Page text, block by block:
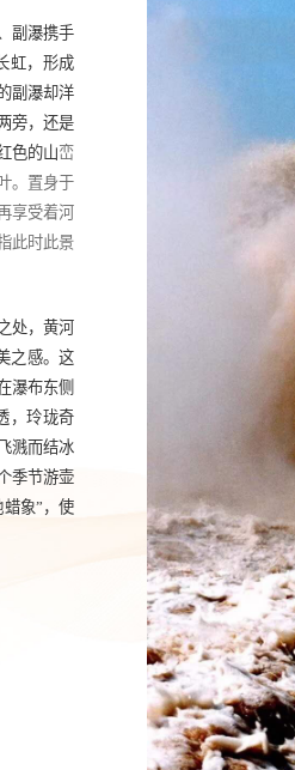
副瀑携手
虹，形成
副瀑却洋
旁，还是
色的山峦
。置身于
享受着河
此时此景
处，黄河
之感。这
瀑布东侧
，玲珑奇
溅而结冰
季节游壶
蜡象” ，使